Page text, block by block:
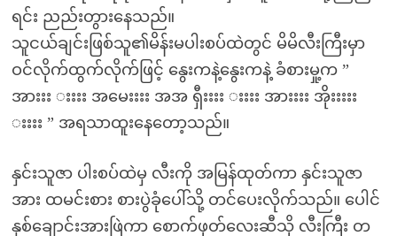
ရင်း ညည်းတွားနေသည်။
သူငယ်ချင်းဖြစ်သူ၏မိန်းမပါးစပ်ထဲတွင် မိမိလီးကြီးမှာ
ဝင်လိုက်ထွက်လိုက်ဖြင့် နွေးကနဲ့နွေးကနဲ့ ခံစားမှု့က ”
အားးး းးးး အမေးးးး အအ ရှီးးးး းးးး အားးးး အိုးးးးး
းးးး ” အရသာထူးနေတော့သည်။
နှင်းသူဇာ ပါးစပ်ထဲမှ လီးကို အမြန်ထုတ်ကာ နှင်းသူဇာ
အား ထမင်းစား စားပွဲခုံပေါ်သို့ တင်ပေးလိုက်သည်။ ပေါင်
နှစ်ချောင်းအားဖြဲကာ စောက်ဖုတ်လေးဆီသို လီးကြီး တ